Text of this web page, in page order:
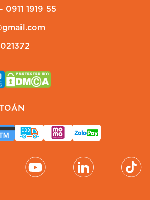
1919 55